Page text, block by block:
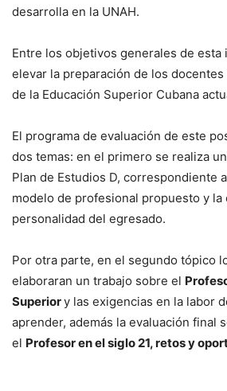
desarrolla en la UNAH.
Entre los objetivos generales de esta
elevar la preparación de los
de la Educación Superior Cubana
El programa de evaluación de este
dos temas: en el primero se realiza
Plan de Estudios D, correspondiente
modelo de profesional propuesto y la
personalidad del egresado.
Por otra parte, en el segundo tópico
elaboraran un trabajo sobre el
Superiory las exigencias en la labor
aprender, además la evaluación final
el Profesor en el siglo 21, retos y